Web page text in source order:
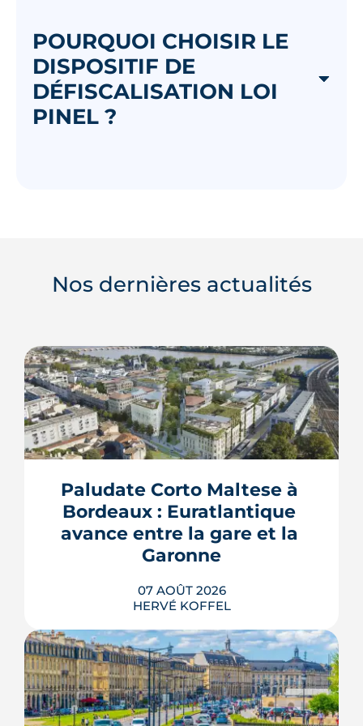
POURQUOI CHOISIR LE
DISPOSITIF DE
DÉFISCALISATION LOI
PINEL ?
Nos dernières actualités
Paludate Corto Maltese à
Bordeaux : Euratlantique
avance entre la gare et la
Garonne
07 AOÛT 2026
HERVÉ KOFFEL
Entre la gare Saint-Jean et le fleuve, un
ancien secteur d'entrepôts et de chais